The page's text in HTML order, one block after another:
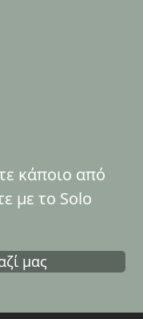
κάποιο από
με το Solo
μας